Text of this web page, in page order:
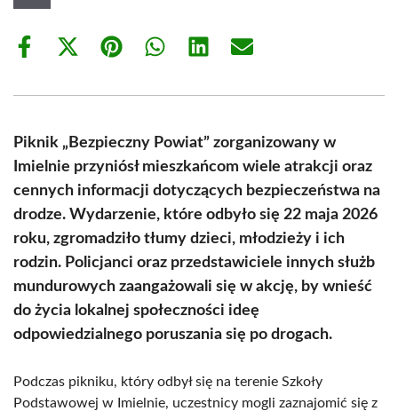
Share
Share
(Twitter)
Share Share Share Share
Piknik „Bezpieczny Powiat” zorganizowany w
Imielnie przyniósł mieszkańcom wiele atrakcji oraz
cennych informacji dotyczących bezpieczeństwa na
drodze. Wydarzenie, które odbyło się 22 maja 2026
roku, zgromadziło tłumy dzieci, młodzieży i ich
rodzin. Policjanci oraz przedstawiciele innych służb
mundurowych zaangażowali się w akcję, by wnieść
do życia lokalnej społeczności ideę
odpowiedzialnego poruszania się po drogach.
Podczas pikniku, który odbył się na terenie Szkoły
Podstawowej w Imielnie, uczestnicy mogli zaznajomić się z